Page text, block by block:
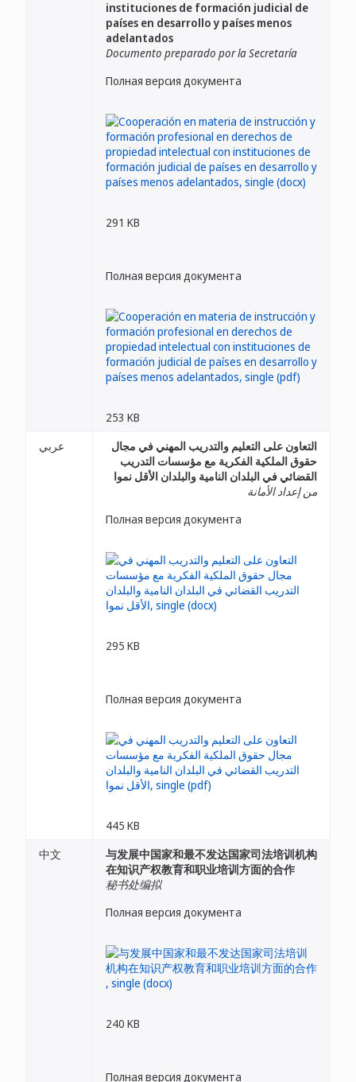
instituciones de formación judicial de
países en desarrollo y países menos
adelantados
Documento preparado por la Secretaría
Полная версия документа
291 KB
Полная версия документа
253 KB
عربي
التعاون على التعليم والتدريب المهني في مجال
حقوق الملكية الفكرية مع مؤسسات التدريب
القضائي في البلدان النامية والبلدان الأقل نموا
من إعداد الأمانة
Полная версия документа
295 KB
Полная версия документа
445 KB
中文
与发展中国家和最不发达国家司法培训机构
在知识产权教育和职业培训方面的合作
秘书处编拟
Полная версия документа
240 KB
Полная версия документа